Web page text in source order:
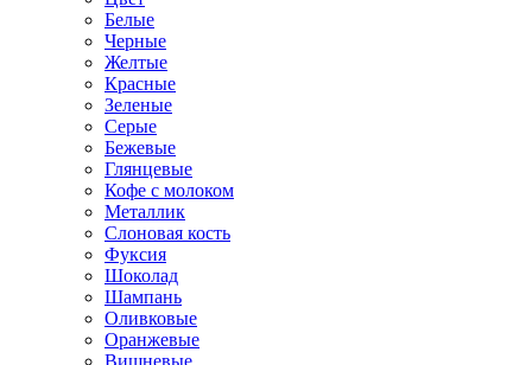
Белые
Черные
Желтые
Красные
Зеленые
Серые
Бежевые
Глянцевые
Кофе с молоком
Металлик
Слоновая кость
Фуксия
Шоколад
Шампань
Оливковые
Оранжевые
Вишневые